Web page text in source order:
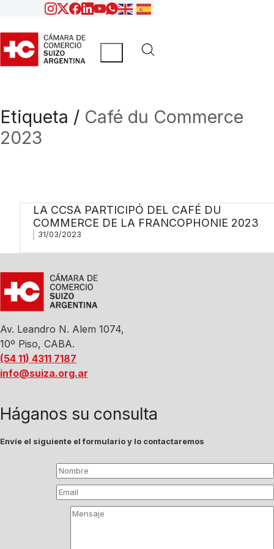
Etiqueta / Café du Commerce
2023
LA CCSA PARTICIPÓ DEL CAFÉ DU
COMMERCE DE LA FRANCOPHONIE 2023
31/03/2023
Av. Leandro N. Alem 1074,
10º Piso, CABA.
(54 11) 4311 7187
info@suiza.org.ar
Háganos su consulta
Envíe el siguiente el formulario y lo contactaremos